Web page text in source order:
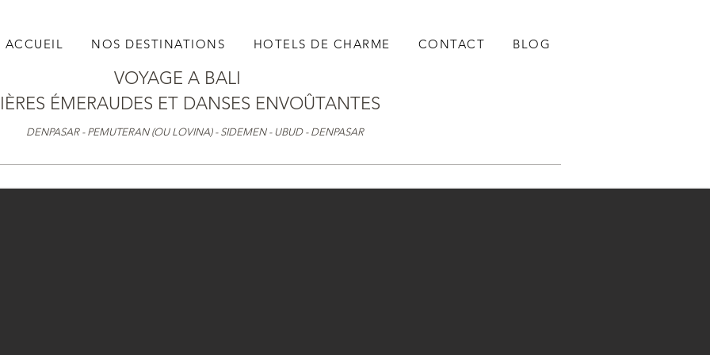
ACCUEIL NOS DESTINATIONS HOTELS DE CHARME CONTACT BLOG
VOYAGE A BALI
ÉMERAUDES ET DANSES ENVOÛTANTES
DENPASAR - PEMUTERAN (OU LOVINA) - SIDEMEN - UBUD - DENPASAR